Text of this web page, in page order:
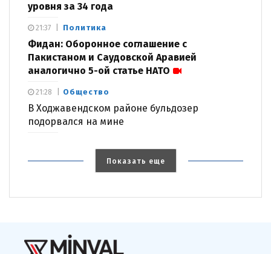
уровня за 34 года
Политика
Фидан: Оборонное соглашение с
Пакистаном и Саудовской Аравией
аналогично 5-ой статье НАТО
21:37
Общество
В Ходжавендском районе бульдозер
подорвался на мине
21:28
Показать еще